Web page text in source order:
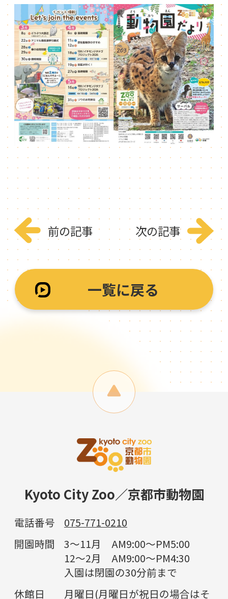
前の記事
一覧に戻る
次の記事
Kyoto City Zoo／京都市動物園
電話番号
075-771-0210
開園時間
3～11月 AM9:00～PM5:00
12～2月 AM9:00～PM4:30
入園は閉園の30分前まで
休館日
月曜日(月曜日が祝日の場合はそ